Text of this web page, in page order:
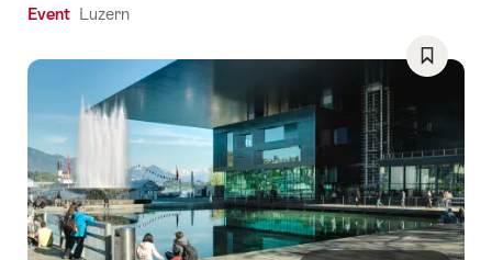
Event Luzern
Wishlist